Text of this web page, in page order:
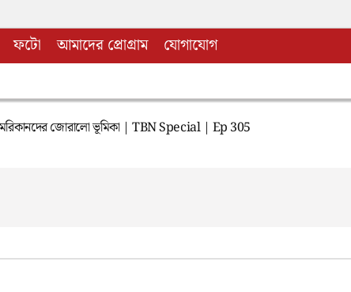
ফটো আমাদের প্রোগ্রাম যোগাযোগ
জোরালো ভূমিকা | TBN Special | Ep 305